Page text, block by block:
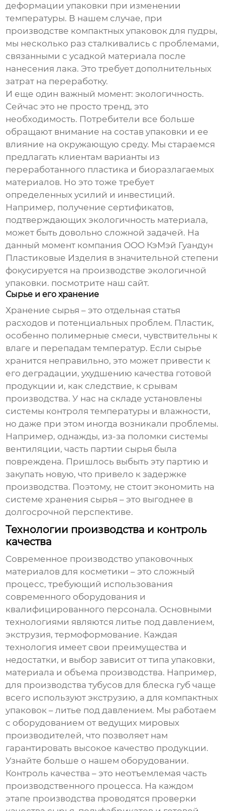
деформации упаковки при изменении
температуры. В нашем случае, при
производстве компактных упаковок для пудры,
мы несколько раз сталкивались с проблемами,
связанными с усадкой материала после
нанесения лака. Это требует дополнительных
затрат на переработку.
И еще один важный момент: экологичность.
Сейчас это не просто тренд, это
необходимость. Потребители все больше
обращают внимание на состав упаковки и ее
влияние на окружающую среду. Мы стараемся
предлагать клиентам варианты из
переработанного пластика и биоразлагаемых
материалов. Но это тоже требует
определенных усилий и инвестиций.
Например, получение сертификатов,
подтверждающих экологичность материала,
может быть довольно сложной задачей. На
данный момент компания ООО КэМэй Гуандун
Пластиковые Изделия в значительной степени
фокусируется на производстве экологичной
упаковки. посмотрите наш сайт.
Сырье и его хранение
Хранение сырья – это отдельная статья
расходов и потенциальных проблем. Пластик,
особенно полимерные смеси, чувствительны к
влаге и перепадам температур. Если сырье
хранится неправильно, это может привести к
его деградации, ухудшению качества готовой
продукции и, как следствие, к срывам
производства. У нас на складе установлены
системы контроля температуры и влажности,
но даже при этом иногда возникали проблемы.
Например, однажды, из-за поломки системы
вентиляции, часть партии сырья была
повреждена. Пришлось выбыть эту партию и
закупать новую, что привело к задержке
производства. Поэтому, не стоит экономить на
системе хранения сырья – это выгоднее в
долгосрочной перспективе.
Технологии производства и контроль
качества
Современное производство упаковочных
материалов для косметики – это сложный
процесс, требующий использования
современного оборудования и
квалифицированного персонала. Основными
технологиями являются литье под давлением,
экструзия, термоформование. Каждая
технология имеет свои преимущества и
недостатки, и выбор зависит от типа упаковки,
материала и объема производства. Например,
для производства тубусов для блеска губ чаще
всего используют экструзию, а для компактных
упаковок – литье под давлением. Мы работаем
с оборудованием от ведущих мировых
производителей, что позволяет нам
гарантировать высокое качество продукции.
Узнайте больше о нашем оборудовании.
Контроль качества – это неотъемлемая часть
производственного процесса. На каждом
этапе производства проводятся проверки